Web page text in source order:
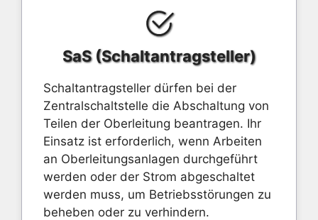
SaS (Schaltantragsteller)
Schaltantragsteller dürfen bei der
Zentralschaltstelle die Abschaltung von
Teilen der Oberleitung beantragen. Ihr
Einsatz ist erforderlich, wenn Arbeiten
an Oberleitungsanlagen durchgeführt
werden oder der Strom abgeschaltet
werden muss, um Betriebsstörungen zu
beheben oder zu verhindern.